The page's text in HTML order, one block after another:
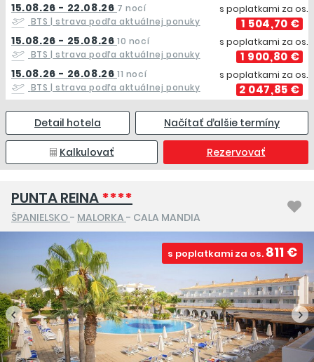
15.08.26 - 22.08.26 7 nocí
BTS| strava podľa aktuálnej ponuky
s poplatkami za os.
1 504,70 €
15.08.26 - 25.08.26 10 nocí
BTS| strava podľa aktuálnej ponuky
s poplatkami za os.
1 900,80 €
15.08.26 - 26.08.26 11 nocí
BTS| strava podľa aktuálnej ponuky
s poplatkami za os.
2 047,85 €
Detail hotela Načítať ďalšie termíny
Kalkulovať Rezervovať
PUNTA REINA****
ŠPANIELSKO- MALORKA - CALA MANDIA
s poplatkami za os. 811 €